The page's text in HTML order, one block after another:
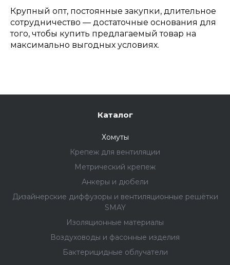
Крупный опт, постоянные закупки, длительное
сотрудничество — достаточные основания для
того, чтобы купить предлагаемый товар на
максимально выгодных условиях.
Каталог
Хомуты
Крепеж для вентиляции
Метрический крепеж
Анкеры и дюбели
Дизайнерские диффузоры и вентиляционные решётки
SMAY
Изоляционные материалы
Воздуховоды и фасонные изделия
Бактерицидные облучатели